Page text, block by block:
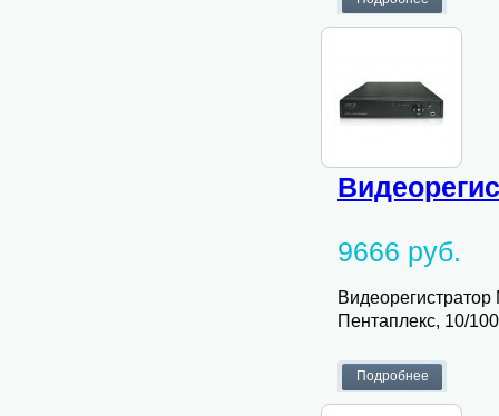
9666 руб.
Пентаплекс, 10/